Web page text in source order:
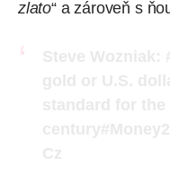
zlato“ a zároveň s